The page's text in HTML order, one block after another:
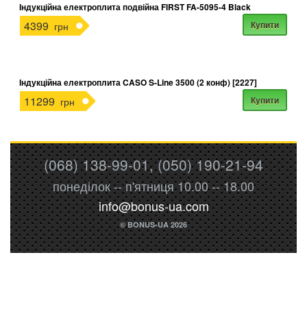
Індукційна електроплита подвійна FIRST FA-5095-4 Black
4399 грн Купити
Індукційна електроплита CASO S-Line 3500 (2 конф) [2227]
11299 грн Купити
(068) 138-99-01, (050) 190-21-94
понеділок -- п'ятниця 10.00 -- 18.00
info@bonus-ua.com
© BONUS-UA 2026